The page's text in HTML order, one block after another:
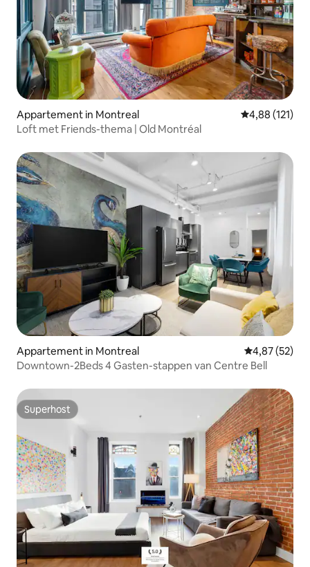
Appartement in Montreal Gemiddelde
4,88 (121)
Loft met Friends-thema | Old Montréal
Appartement in Montreal Gemiddelde
4,87 (52)
Downtown-2Beds 4 Gasten-stappen van Centre Bell
Superhost
Superhost